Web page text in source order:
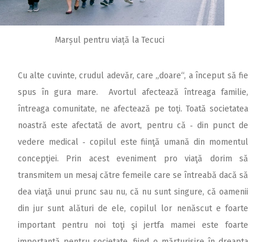
Marșul pentru viață la Tecuci
Cu alte cuvinte, crudul adevăr, care „doare“, a început să fie
spus în gura mare. Avortul afectează întreaga familie,
întreaga comunitate, ne afectează pe toţi. Toată societatea
noastră este afectată de avort, pentru că ‑ din punct de
vedere medical ‑ copilul este fiinţă umană din momentul
concepţiei. Prin acest eveniment pro viaţă dorim să
transmitem un mesaj către femeile care se întreabă dacă să
dea viaţă unui prunc sau nu, că nu sunt singure, că oamenii
din jur sunt alături de ele, copilul lor nenăscut e foarte
important pentru noi toţi şi jertfa mamei este foarte